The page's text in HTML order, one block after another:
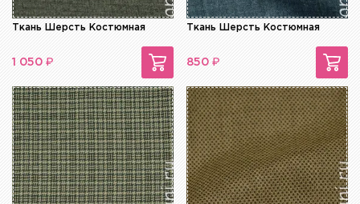
Ткань Шерсть Костюмная
1 050 ₽
Ткань Шерсть Костюмная
850 ₽